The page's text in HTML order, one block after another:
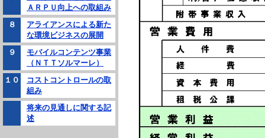
ＡＲＰＵ向上への取組み
８
アライアンスによる新た
な環境ビジネスの展開
９
モバイルコンテンツ事業
（ＮＴＴソルマーレ）
１０
コストコントロールの取
組み
将来の見通しに関する記
述